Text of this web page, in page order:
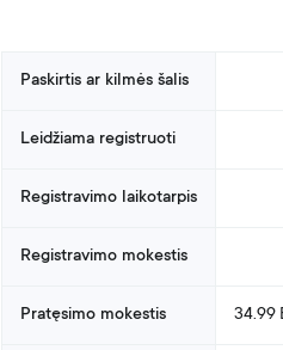
Paskirtis ar kilmės šalis
Leidžiama registruoti
Registravimo laikotarpis
Registravimo mokestis
Pratęsimo mokestis 34.99